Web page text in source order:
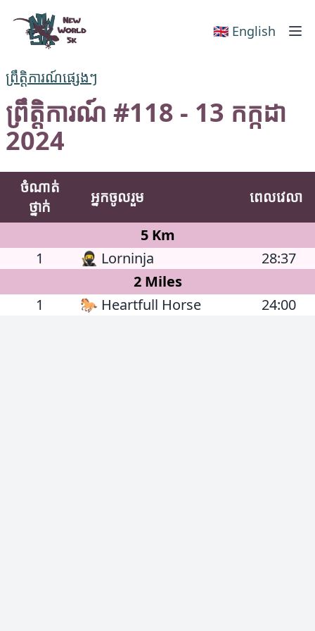
New World 5k
🇬🇧 English
ព្រឹត្តិការណ៍ផ្សេងៗ
ព្រឹត្តិការណ៍ #118 - 13 កក្កដា
2024
ចំណាត់
ថ្នាក់
អ្នកចូលរួម
ពេលវេលា
5 Km
1
🥷 Lorninja
28:37
2 Miles
1
🐎 Heartfull Horse 24:00